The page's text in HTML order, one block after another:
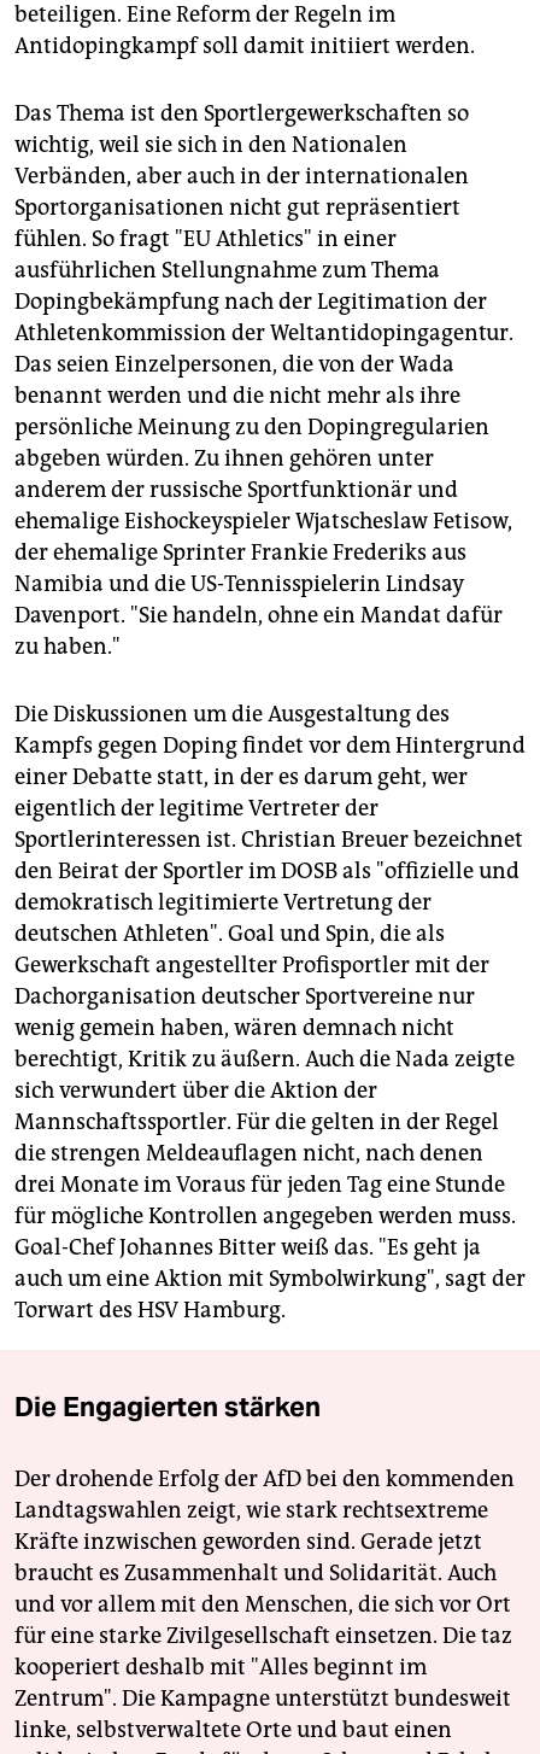
beteiligen. Eine Reform der Regeln im
Antidopingkampf soll damit initiiert werden.
Das Thema ist den Sportlergewerkschaften so
wichtig, weil sie sich in den Nationalen
Verbänden, aber auch in der internationalen
Sportorganisationen nicht gut repräsentiert
fühlen. So fragt "EU Athletics" in einer
ausführlichen Stellungnahme zum Thema
Dopingbekämpfung nach der Legitimation der
Athletenkommission der Weltantidopingagentur.
Das seien Einzelpersonen, die von der Wada
benannt werden und die nicht mehr als ihre
persönliche Meinung zu den Dopingregularien
abgeben würden. Zu ihnen gehören unter
anderem der russische Sportfunktionär und
ehemalige Eishockeyspieler Wjatscheslaw Fetisow,
der ehemalige Sprinter Frankie Frederiks aus
Namibia und die US-Tennisspielerin Lindsay
Davenport. "Sie handeln, ohne ein Mandat dafür
zu haben."
Die Diskussionen um die Ausgestaltung des
Kampfs gegen Doping findet vor dem Hintergrund
einer Debatte statt, in der es darum geht, wer
eigentlich der legitime Vertreter der
Sportlerinteressen ist. Christian Breuer bezeichnet
den Beirat der Sportler im DOSB als "offizielle und
demokratisch legitimierte Vertretung der
deutschen Athleten". Goal und Spin, die als
Gewerkschaft angestellter Profisportler mit der
Dachorganisation deutscher Sportvereine nur
wenig gemein haben, wären demnach nicht
berechtigt, Kritik zu äußern. Auch die Nada zeigte
sich verwundert über die Aktion der
Mannschaftssportler. Für die gelten in der Regel
die strengen Meldeauflagen nicht, nach denen
drei Monate im Voraus für jeden Tag eine Stunde
für mögliche Kontrollen angegeben werden muss.
Goal-Chef Johannes Bitter weiß das. "Es geht ja
auch um eine Aktion mit Symbolwirkung", sagt der
Torwart des HSV Hamburg.
Die Engagierten stärken
Der drohende Erfolg der AfD bei den kommenden
Landtagswahlen zeigt, wie stark rechtsextreme
Kräfte inzwischen geworden sind. Gerade jetzt
braucht es Zusammenhalt und Solidarität. Auch
und vor allem mit den Menschen, die sich vor Ort
für eine starke Zivilgesellschaft einsetzen. Die taz
kooperiert deshalb mit "Alles beginnt im
Zentrum". Die Kampagne unterstützt bundesweit
linke, selbstverwaltete Orte und baut einen